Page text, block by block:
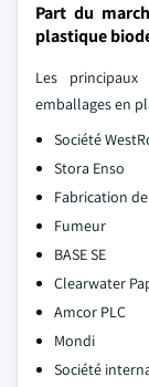
Part du
plastique
Les
emballages en
Société
Stora Enso
Fabrication
Fumeur
BASE SE
Clearwater
Amcor PLC
Mondi
Société